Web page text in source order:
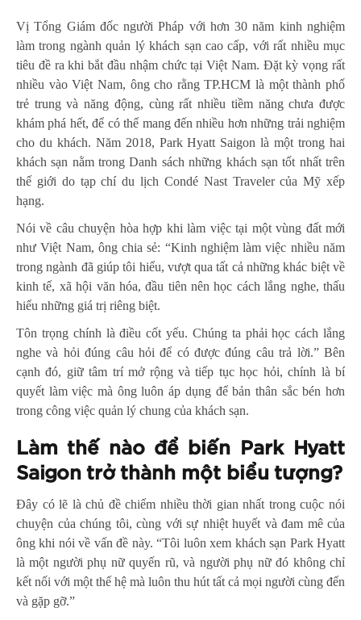
Vị Tổng Giám đốc người Pháp với hơn 30 năm kinh nghiệm
làm trong ngành quản lý khách sạn cao cấp, với rất nhiều mục
tiêu đề ra khi bắt đầu nhậm chức tại Việt Nam. Đặt kỳ vọng rất
nhiều vào Việt Nam, ông cho rằng TP.HCM là một thành phố
trẻ trung và năng động, cùng rất nhiều tiềm năng chưa được
khám phá hết, để có thể mang đến nhiều hơn những trải nghiệm
cho du khách. Năm 2018, Park Hyatt Saigon là một trong hai
khách sạn nằm trong Danh sách những khách sạn tốt nhất trên
thế giới do tạp chí du lịch Condé Nast Traveler của Mỹ xếp
hạng.
Nói về câu chuyện hòa hợp khi làm việc tại một vùng đất mới
như Việt Nam, ông chia sẻ: “Kinh nghiệm làm việc nhiều năm
trong ngành đã giúp tôi hiểu, vượt qua tất cả những khác biệt về
kinh tế, xã hội văn hóa, đầu tiên nên học cách lắng nghe, thấu
hiểu những giá trị riêng biệt.
Tôn trọng chính là điều cốt yếu. Chúng ta phải học cách lắng
nghe và hỏi đúng câu hỏi để có được đúng câu trả lời.” Bên
cạnh đó, giữ tâm trí mở rộng và tiếp tục học hỏi, chính là bí
quyết làm việc mà ông luôn áp dụng để bản thân sắc bén hơn
trong công việc quản lý chung của khách sạn.
Làm thế nào để biến Park Hyatt
Saigon trở thành một biểu tượng?
Đây có lẽ là chủ đề chiếm nhiều thời gian nhất trong cuộc nói
chuyện của chúng tôi, cùng với sự nhiệt huyết và đam mê của
ông khi nói về vấn đề này. “Tôi luôn xem khách sạn Park Hyatt
là một người phụ nữ quyến rũ, và người phụ nữ đó không chỉ
kết nối với một thế hệ mà luôn thu hút tất cả mọi người cùng đến
và gặp gỡ.”